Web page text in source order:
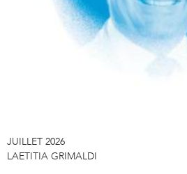
JUILLET 2026
LAETITIA GRIMALDI